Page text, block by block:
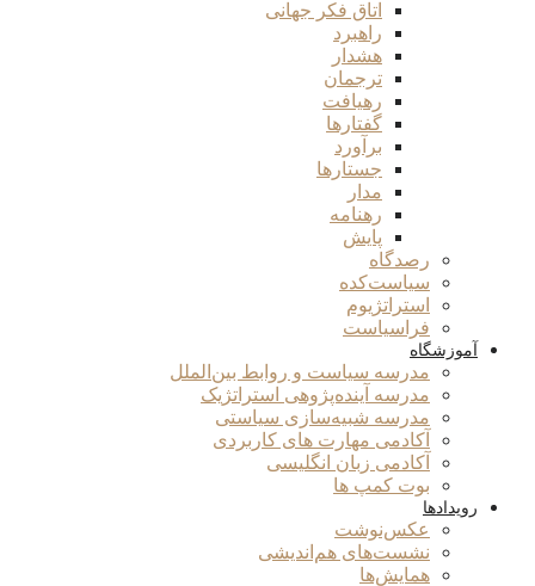
اتاق فکر جهانی
راهبرد
هشدار
ترجمان
رهیافت
گفتارها
برآورد
جستارها
مدار
رهنامه
پایش
رصدگاه
سیاست‌کده
استراتژیوم
فراسیاست
آموزشگاه
مدرسه سیاست و روابط بین‌الملل
مدرسه آینده‌پژوهی استراتژیک
مدرسه شبیه‌سازی سیاستی
آکادمی مهارت های کاربردی
آکادمی زبان انگلیسی
بوت کمپ ها
رویدادها
عکس‌نوشت
نشست‌های هم‌اندیشی
همایش‌ها